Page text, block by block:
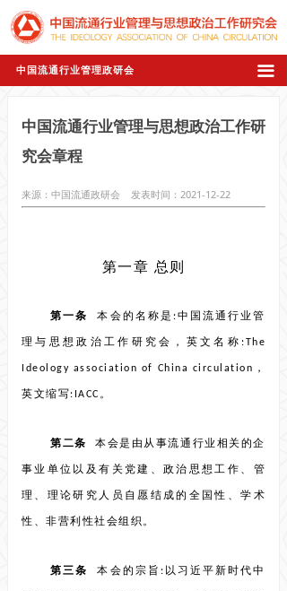
끀
中国流通行业管理政研会
中国流通行业管理与思想政治工作研
究会章程
来源：中国流通政研会 发表时间：2021-12-22
第一章 总则
第一条 本会的名称是:中国流通行业管
理与思想政治工作研究会，英文名称:The
Ideology association of China circulation，
英文缩写:IACC。
第二条 本会是由从事流通行业相关的企
事业单位以及有关党建、政治思想工作、管
理、理论研究人员自愿结成的全国性、学术
性、非营利性社会组织。
第三条 本会的宗旨:以习近平新时代中